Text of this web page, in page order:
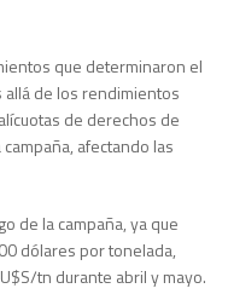
que determinaron el
allá de los rendimientos
de derechos de
afectando las
de la campaña, ya que
dólares por tonelada,
tn durante abril y mayo.